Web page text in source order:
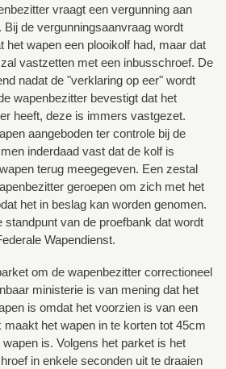
vraagt een vergunning aan
de vergunningsaanvraag wordt
het wapen een plooikolf had, maar dat
vastzetten met een inbusschroef. De
nadat de "verklaring op eer" wordt
wapenbezitter bevestigt dat het
heeft, deze is immers vastgezet.
aangeboden ter controle bij de
inderdaad vast dat de kolf is
terug meegegeven. Een zestal
geroepen om zich met het
het in beslag kan worden genomen.
standpunt van de proefbank dat wordt
Wapendienst.
om de wapenbezitter correctioneel
ministerie is van mening dat het
is omdat het voorzien is van een
maakt het wapen in te korten tot 45cm
is. Volgens het parket is het
in enkele seconden uit te draaien